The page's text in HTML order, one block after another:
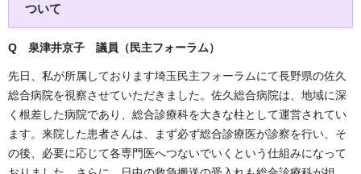
ついて
Q 泉津井京子 議員（民主フォーラム）
先日、私が所属しております埼玉民主フォーラムにて長野県の佐久
総合病院を視察させていただきました。佐久総合病院は、地域に深
く根差した病院であり、総合診療科を大きな柱として運営されてい
ます。来院した患者さんは、まず必ず総合診療医が診察を行い、そ
の後、必要に応じて各専門医へつないでいくという仕組みになって